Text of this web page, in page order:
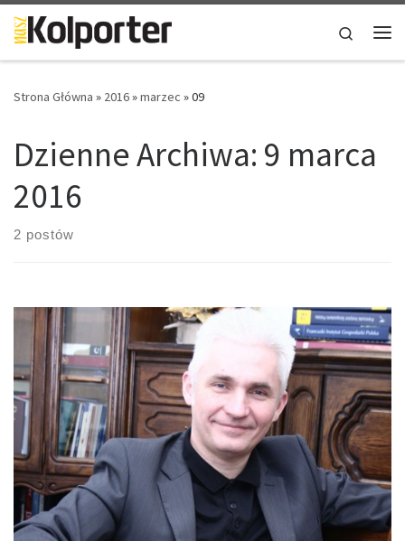
Skip to content
Search
Strona Główna » 2016»marzec »09
Dzienne Archiwa: 9 marca
2016
2 postów